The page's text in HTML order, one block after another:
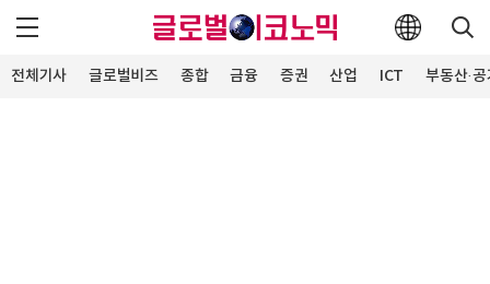
전체기사 글로벌비즈 종합 금융 증권 산업 ICT 부동산·